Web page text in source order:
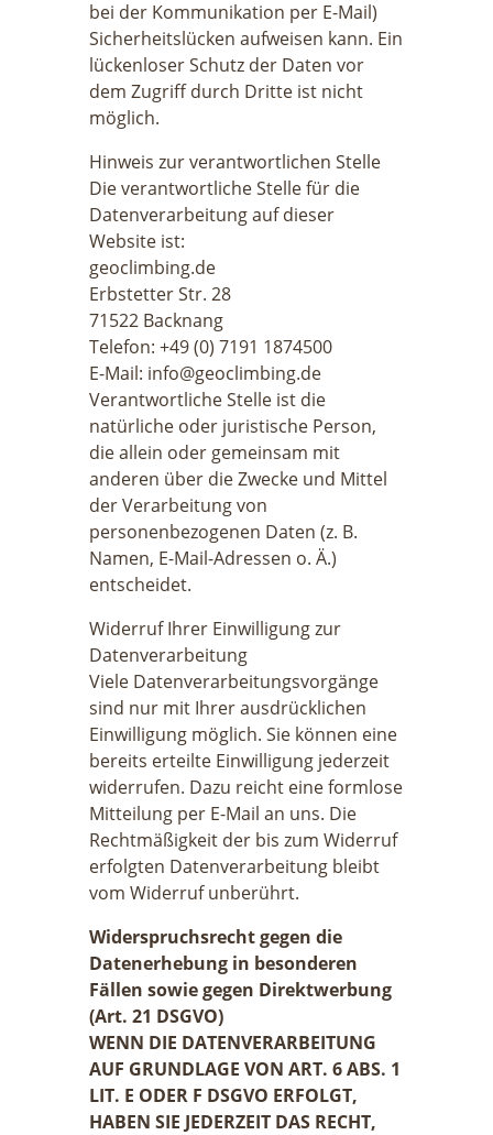
bei der Kommunikation per E-Mail)
Sicherheitslücken aufweisen kann. Ein
lückenloser Schutz der Daten vor
dem Zugriff durch Dritte ist nicht
möglich.
Hinweis zur verantwortlichen Stelle
Die verantwortliche Stelle für die
Datenverarbeitung auf dieser
Website ist:
geoclimbing.de
Erbstetter Str. 28
71522 Backnang
Telefon: +49 (0) 7191 1874500
E-Mail: info@geoclimbing.de
Verantwortliche Stelle ist die
natürliche oder juristische Person,
die allein oder gemeinsam mit
anderen über die Zwecke und Mittel
der Verarbeitung von
personenbezogenen Daten (z. B.
Namen, E-Mail-Adressen o. Ä.)
entscheidet.
Widerruf Ihrer Einwilligung zur
Datenverarbeitung
Viele Datenverarbeitungsvorgänge
sind nur mit Ihrer ausdrücklichen
Einwilligung möglich. Sie können eine
bereits erteilte Einwilligung jederzeit
widerrufen. Dazu reicht eine formlose
Mitteilung per E-Mail an uns. Die
Rechtmäßigkeit der bis zum Widerruf
erfolgten Datenverarbeitung bleibt
vom Widerruf unberührt.
Widerspruchsrecht gegen die
Datenerhebung in besonderen
Fällen sowie gegen Direktwerbung
(Art. 21 DSGVO)
WENN DIE DATENVERARBEITUNG
AUF GRUNDLAGE VON ART. 6 ABS. 1
LIT. E ODER F DSGVO ERFOLGT,
HABEN SIE JEDERZEIT DAS RECHT,